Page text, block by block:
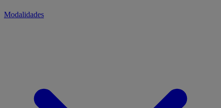
Modalidades